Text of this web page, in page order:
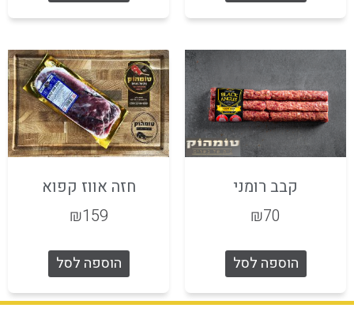
קבב רומני
₪70
הוספה לסל
חזה אווז קפוא
₪159
הוספה לסל